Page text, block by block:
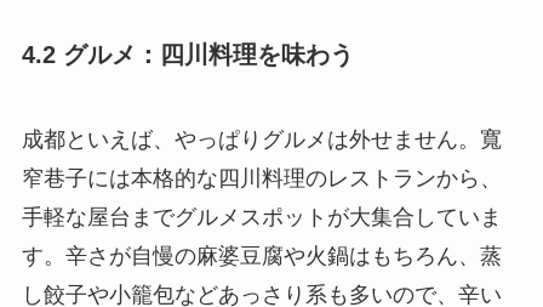
4.2 グルメ：四川料理を味わう
成都といえば、やっぱりグルメは外せません。寬
窄巷子には本格的な四川料理のレストランから、
手軽な屋台までグルメスポットが大集合していま
す。辛さが自慢の麻婆豆腐や火鍋はもちろん、蒸
し餃子や小籠包などあっさり系も多いので、辛い